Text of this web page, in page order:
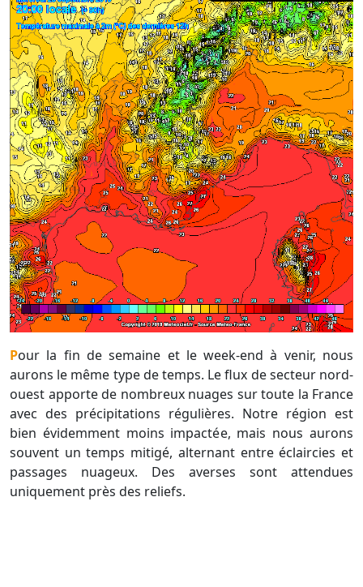
Pour la fin de semaine et le week-end à venir, nous
aurons le même type de temps. Le flux de secteur nord-
ouest apporte de nombreux nuages sur toute la France
avec des précipitations régulières. Notre région est
bien évidemment moins impactée, mais nous aurons
souvent un temps mitigé, alternant entre éclaircies et
passages nuageux. Des averses sont attendues
uniquement près des reliefs.